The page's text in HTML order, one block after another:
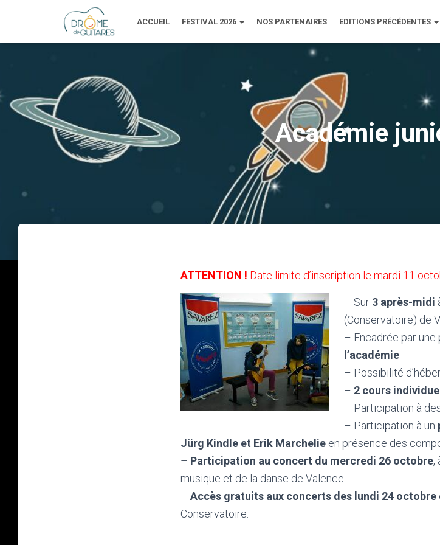
ACCUEIL FESTIVAL 2026 NOS PARTENAIRES EDITIONS PRÉCÉDENTES
Académie
ATTENTION ! Date limite d’inscription le mardi 11
– Sur 3 après-midi
(Conservatoire) de
– Encadrée par une
l’académie
– Possibilité
– 2 cours
– Participation à
– Participation à un
Jürg Kindle et Erik Marchelie en présence des
– Participation au concert du mercredi 26 octobre,
musique et de la danse de Valence
– Accès gratuits aux concerts des lundi 24
Conservatoire.